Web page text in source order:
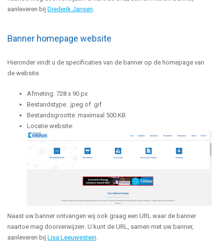
aanleveren bij Diederik Jansen.
Banner homepage website
Hieronder vindt u de specificaties van de banner op de homepage van
de website.
Afmeting: 728 x 90 px
Bestandstype: .jpeg of .gif
Bestandsgrootte: maximaal 500 KB
Locatie website:
Naast uw banner ontvangen wij ook graag een URL waar de banner
naartoe mag doorverwijzen. U kunt de URL, samen met uw banner,
aanleveren bij Lisa Leeuwestein.